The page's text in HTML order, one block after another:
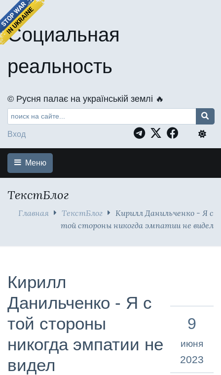
Социальная
реальность
©️ Русня палає на українській землі 🔥
Вход
Меню
ТекстБлог
Главная ТекстБлог
Кирилл Данильченко - Я с
той стороны никогда эмпатии не видел
Кирилл
Данильченко - Я с
той стороны
никогда эмпатии не
видел
9
июня
2023